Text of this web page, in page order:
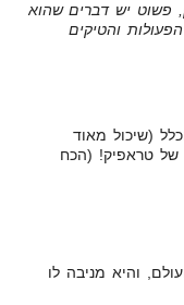
פשוט יש דברים שהוא
והטיקים
(שיכול מאוד
של טראפיק! (הכח
רחבי העולם, והיא מניבה לו